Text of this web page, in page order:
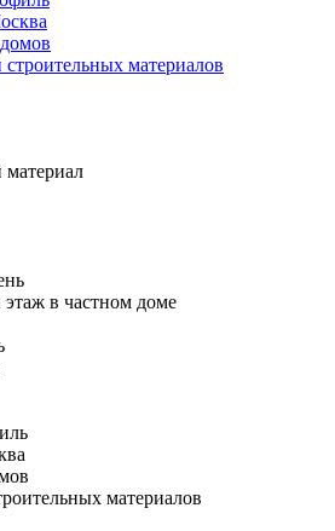
материалов
в частном доме
материалов